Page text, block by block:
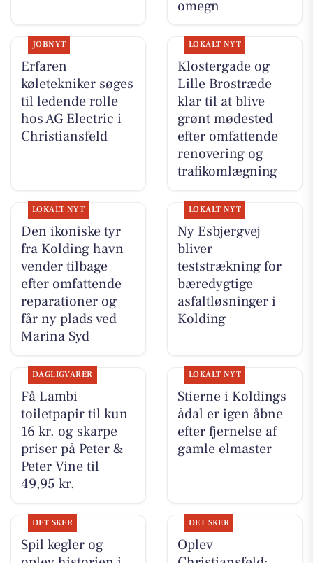
omegn
JOBNYT
Erfaren
køletekniker søges
til ledende rolle
hos AG Electric i
Christiansfeld
LOKALT NYT
Klostergade og
Lille Brostræde
klar til at blive
grønt mødested
efter omfattende
renovering og
trafikomlægning
LOKALT NYT
Den ikoniske tyr
fra Kolding havn
vender tilbage
efter omfattende
reparationer og
får ny plads ved
Marina Syd
LOKALT NYT
Ny Esbjergvej
bliver
teststrækning for
bæredygtige
asfaltløsninger i
Kolding
DAGLIGVARER
Få Lambi
toiletpapir til kun
16 kr. og skarpe
priser på Peter &
Peter Vine til
49,95 kr.
LOKALT NYT
Stierne i Koldings
ådal er igen åbne
efter fjernelse af
gamle elmaster
DET SKER
Spil kegler og
DET SKER
Oplev